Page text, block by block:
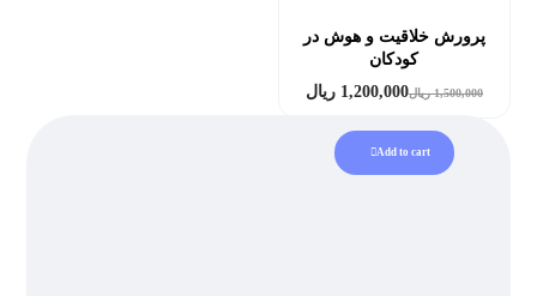
پرورش خلاقیت و هوش در
کودکان
1,500,000 ریال1,200,000 ریال
Add to cart